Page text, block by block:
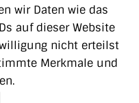
wir Daten wie das
auf dieser Website
nicht erteilst
Merkmale und